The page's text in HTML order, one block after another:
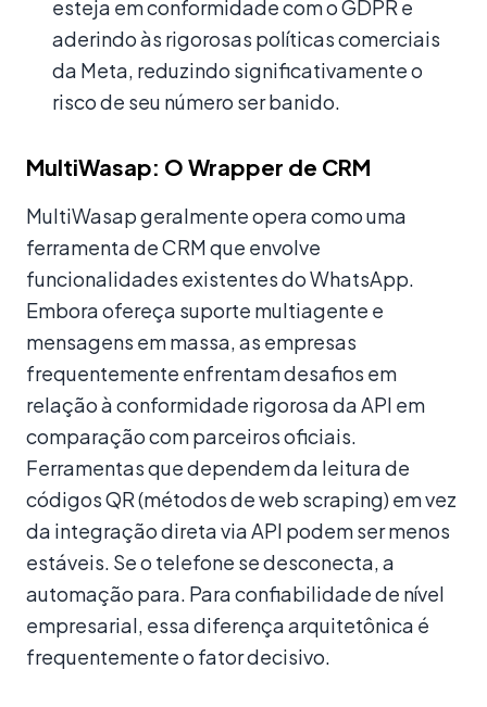
esteja em conformidade com o GDPR e
aderindo às rigorosas políticas comerciais
da Meta, reduzindo significativamente o
risco de seu número ser banido.
MultiWasap: O Wrapper de CRM
MultiWasap geralmente opera como uma
ferramenta de CRM que envolve
funcionalidades existentes do WhatsApp.
Embora ofereça suporte multiagente e
mensagens em massa, as empresas
frequentemente enfrentam desafios em
relação à conformidade rigorosa da API em
comparação com parceiros oficiais.
Ferramentas que dependem da leitura de
códigos QR (métodos de web scraping) em vez
da integração direta via API podem ser menos
estáveis. Se o telefone se desconecta, a
automação para. Para confiabilidade de nível
empresarial, essa diferença arquitetônica é
frequentemente o fator decisivo.